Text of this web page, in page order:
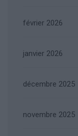
février 2026
janvier 2026
décembre 2025
novembre 2025